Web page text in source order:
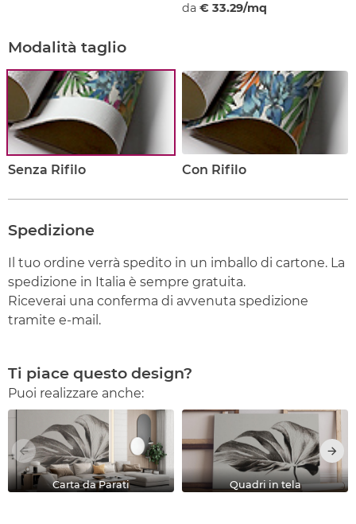
da € 33.29/mq
Modalità taglio
Senza Rifilo Con Rifilo
Spedizione
Il tuo ordine verrà spedito in un imballo di cartone. La
spedizione in Italia è sempre gratuita.
Riceverai una conferma di avvenuta spedizione
tramite e-mail.
Ti piace questo design?
Puoi realizzare anche:
Carta da Parati Quadri in tela